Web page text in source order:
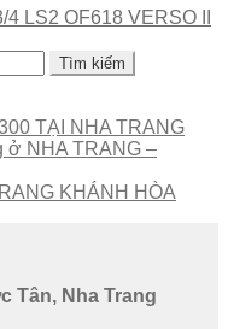
4 LS2 OF618 VERSO II
TẠI NHA TRANG
ở NHA TRANG –
KHÁNH HÒA
Tân, Nha Trang